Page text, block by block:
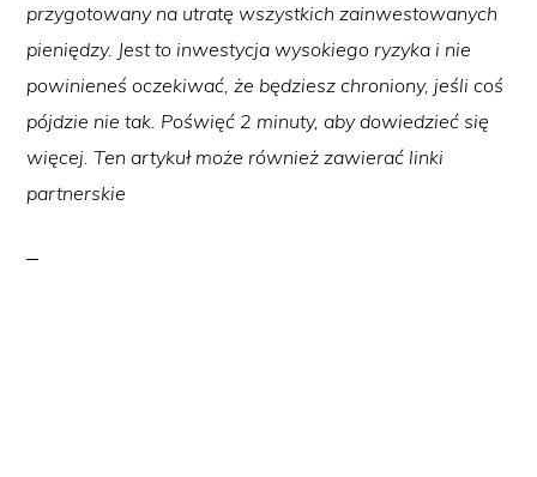
przygotowany na utratę wszystkich zainwestowanych
pieniędzy. Jest to inwestycja wysokiego ryzyka i nie
powinieneś oczekiwać, że będziesz chroniony, jeśli coś
pójdzie nie tak. Poświęć 2 minuty, aby dowiedzieć się
więcej. Ten artykuł może również zawierać linki
partnerskie